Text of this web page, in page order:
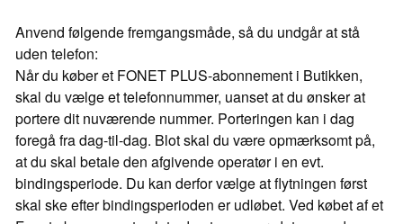
Anvend følgende fremgangsmåde, så du undgår at stå
uden telefon:
Når du køber et FONET PLUS-abonnement i Butikken,
skal du vælge et telefonnummer, uanset at du ønsker at
portere dit nuværende nummer. Porteringen kan i dag
foregå fra dag-til-dag. Blot skal du være opmærksomt på,
at du skal betale den afgivende operatør i en evt.
bindingsperiode. Du kan derfor vælge at flytningen først
skal ske efter bindingsperioden er udløbet. Ved købet af et